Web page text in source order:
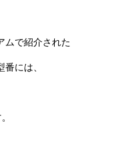
ムで紹介された
には、